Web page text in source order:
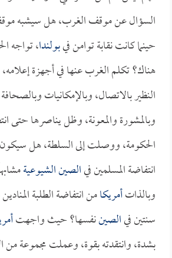
السؤال عن موقف الغرب، هل سيشبه
حينما كانت نقابة توامن فيبولندا، تواجه
هناك؟ تكلم الغرب عنها في أجهزة
النظير بالاتصال، وبالإمكانيات
وبالمشورة والمعونة، وظل يناصرها حتى
الحكومة، ووصلت إلى السلطة، هل
انتفاضة المسلمين فيالصين الشيوعية
وبالذاتأمريكامن انتفاضة الطلبة المنادين
سنتين فيالصيننفسها؟ حيث واجهت
بشدة، وانتقدته بقوة، وعملت مجموعة